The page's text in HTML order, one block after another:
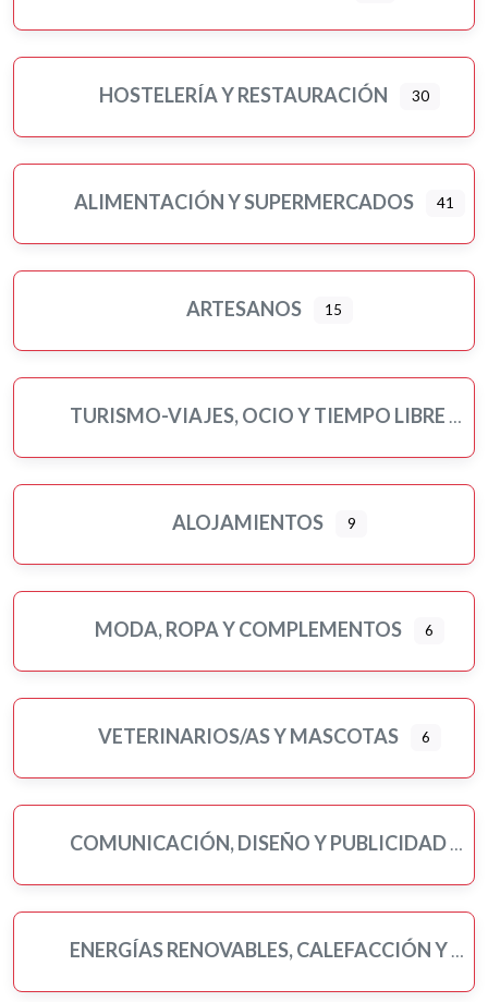
Psicología
Servicios públicos
Tatuajes
Veterinarios/as y mascotas
Yoga
HOSTELERÍA Y RESTAURACIÓN 30
ALIMENTACIÓN Y SUPERMERCADOS 41
ARTESANOS 15
TURISMO-VIAJES, OCIO Y TIEMPO LIBRE
ALOJAMIENTOS 9
MODA, ROPA Y COMPLEMENTOS 6
VETERINARIOS/AS Y MASCOTAS 6
COMUNICACIÓN, DISEÑO Y PUBLICIDAD
ENERGÍAS RENOVABLES, CALEFACCIÓN Y FONTANERÍA